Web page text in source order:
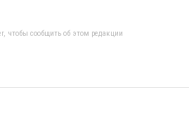
чтобы сообщить об этом редакции